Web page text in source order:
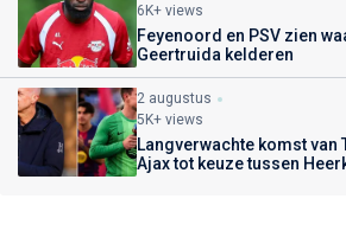
6K+ views
Feyenoord en PSV zien
Geertruida kelderen
2 augustus
5K+ views
Langverwachte komst van
Ajax tot keuze tussen